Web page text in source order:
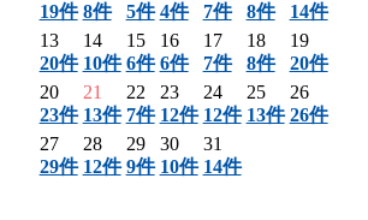
19件 8件
5件 4件
7件
8件
14件
13
20件
14
10件
15
6件
16
6件
17
7件
18
8件
19
20件
20
23件
21
13件
22
7件
23
12件
24
12件
25
13件
26
26件
27
29件
28
12件
29
9件
30
10件
31
14件